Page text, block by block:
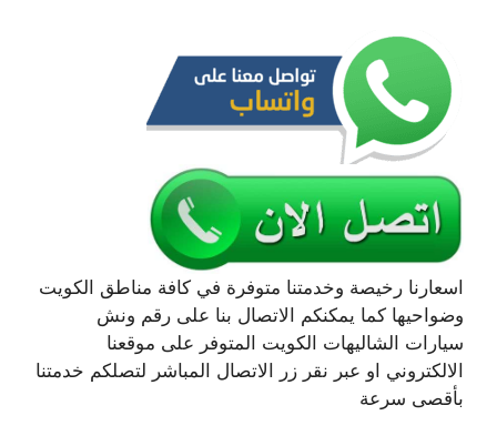
اسعارنا رخيصة وخدمتنا متوفرة في كافة مناطق الكويت
وضواحيها كما يمكنكم الاتصال بنا على رقم ونش
سيارات الشاليهات الكويت المتوفر على موقعنا
الالكتروني او عبر نقر زر الاتصال المباشر لتصلكم خدمتنا
بأقصى سرعة